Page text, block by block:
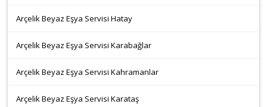
Arçelik Beyaz Eşya Servisi Hatay
Arçelik Beyaz Eşya Servisi Karabağlar
Arçelik Beyaz Eşya Servisi Kahramanlar
Arçelik Beyaz Eşya Servisi Karataş